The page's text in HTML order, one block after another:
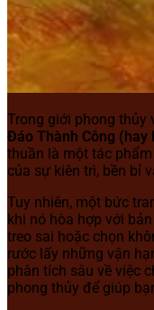
Trong giới phong thủy
Đáo Thành Công (hay
thuần là một tác
của sự kiên trì, bền bỉ
Tuy nhiên, một bức
khi nó hòa hợp với
treo sai hoặc chọn
rước lấy những vận
phân tích sâu về việc
phong thủy để giúp